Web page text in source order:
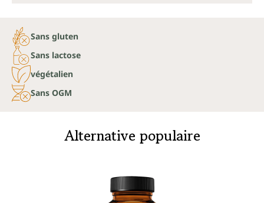
Sans gluten
Sans lactose
végétalien
Sans OGM
Alternative populaire